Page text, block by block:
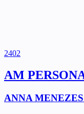
2402
AM
ANNA